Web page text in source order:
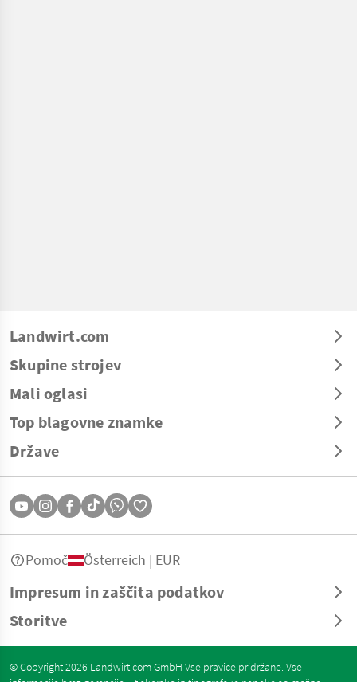
Landwirt.com
Skupine strojev
Mali oglasi
Top blagovne znamke
Države
Impresum in zaščita podatkov
Storitve
Pomoč Österreich | EUR
© Copyright 2026 Landwirt.com GmbH Vse pravice pridržane. Vse